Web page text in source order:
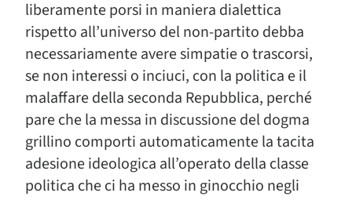
liberamente porsi in maniera dialettica
rispetto all’universo del non-partito debba
necessariamente avere simpatie o trascorsi,
se non interessi o inciuci, con la politica e il
malaffare della seconda Repubblica, perché
pare che la messa in discussione del dogma
grillino comporti automaticamente la tacita
adesione ideologica all’operato della classe
politica che ci ha messo in ginocchio negli